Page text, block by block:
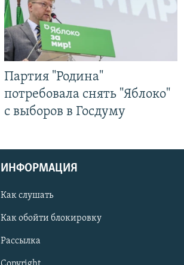
Партия "Родина"
потребовала снять "Яблоко"
с выборов в Госдуму
ИНФОРМАЦИЯ
Как слушать
Как обойти блокировку
Рассылка